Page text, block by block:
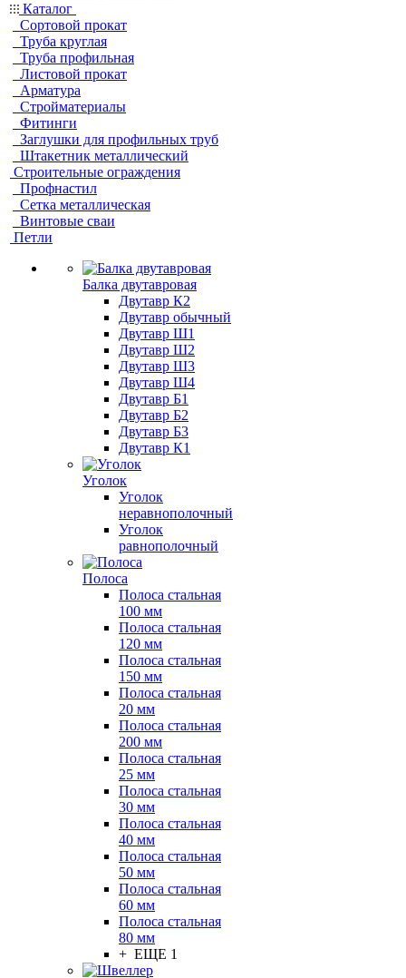
Каталог
Сортовой прокат
Труба круглая
Труба профильная
Листовой прокат
Арматура
Стройматериалы
Фитинги
Заглушки для профильных труб
Штакетник металлический
Строительные ограждения
Профнастил
Сетка металлическая
Винтовые сваи
Петли
Балка двутавровая
Двутавр К2
Двутавр обычный
Двутавр Ш1
Двутавр Ш2
Двутавр Ш3
Двутавр Ш4
Двутавр Б1
Двутавр Б2
Двутавр Б3
Двутавр К1
Уголок
Уголок
неравнополочный
Уголок
равнополочный
Полоса
Полоса стальная
100 мм
Полоса стальная
120 мм
Полоса стальная
150 мм
Полоса стальная
20 мм
Полоса стальная
200 мм
Полоса стальная
25 мм
Полоса стальная
30 мм
Полоса стальная
40 мм
Полоса стальная
50 мм
Полоса стальная
60 мм
Полоса стальная
80 мм
+ ЕЩЕ 1